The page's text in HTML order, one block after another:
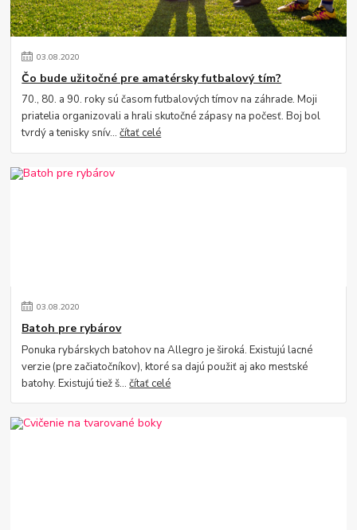
03.08.2020
Čo bude užitočné pre amatérsky futbalový tím?
70., 80. a 90. roky sú časom futbalových tímov na záhrade. Moji
priatelia organizovali a hrali skutočné zápasy na počesť. Boj bol
tvrdý a tenisky snív...čítať celé
03.08.2020
Batoh pre rybárov
Ponuka rybárskych batohov na Allegro je široká. Existujú lacné
verzie (pre začiatočníkov), ktoré sa dajú použiť aj ako mestské
batohy. Existujú tiež š...čítať celé